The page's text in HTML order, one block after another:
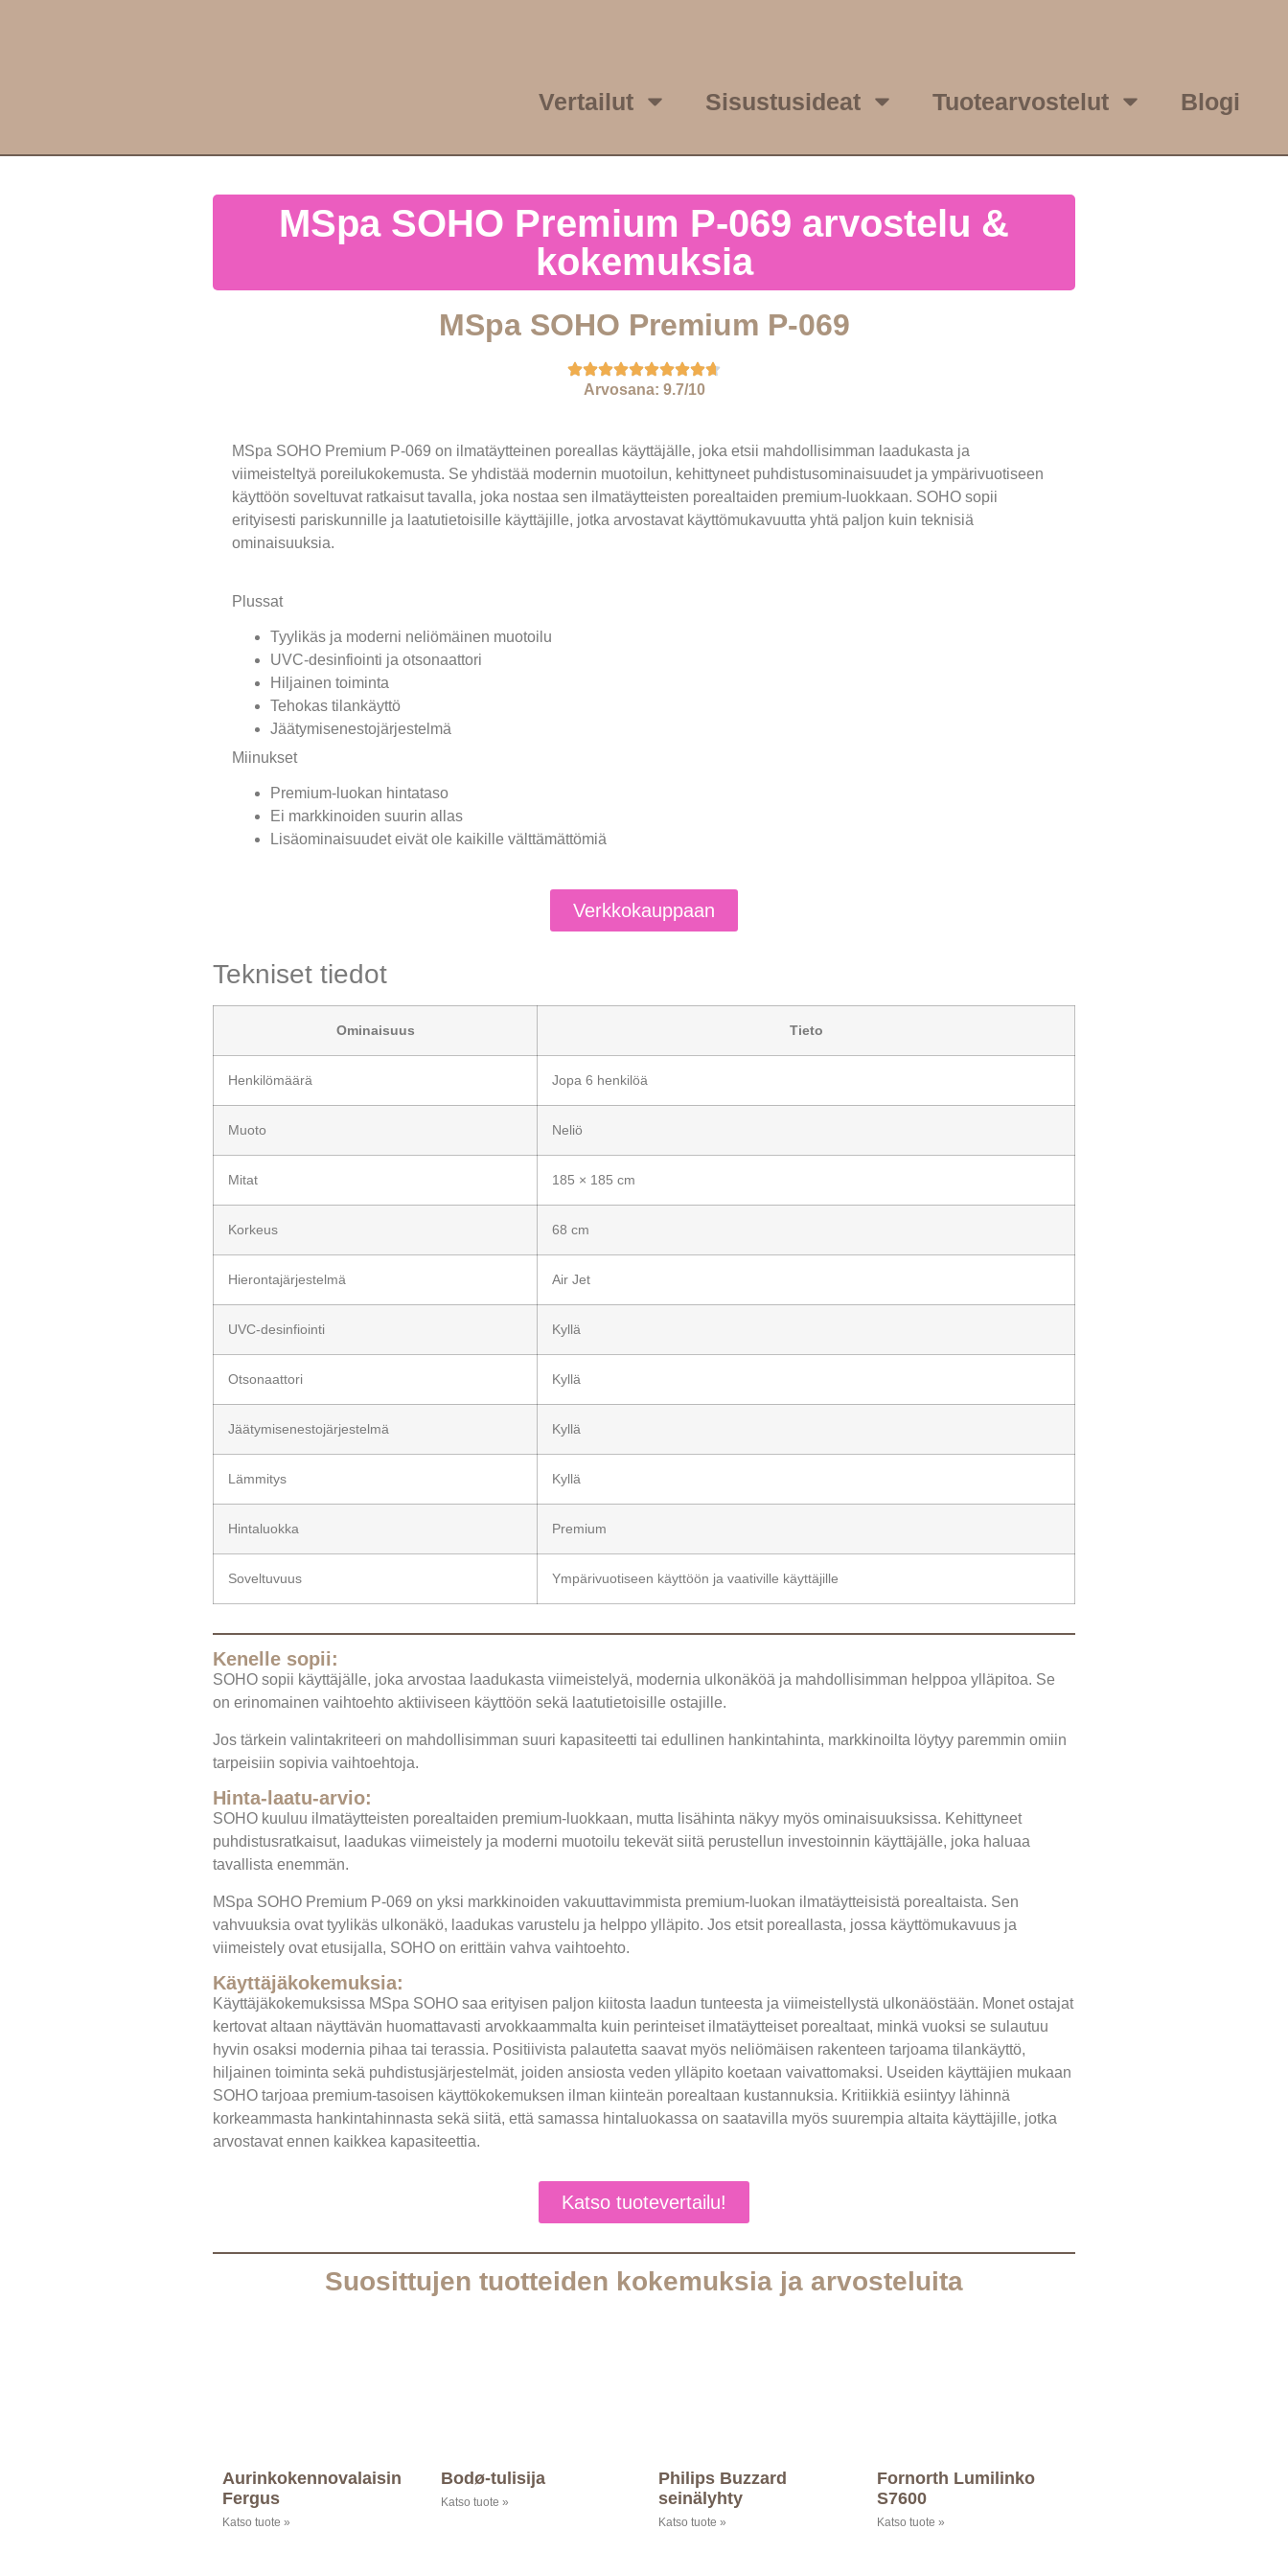
Vertailut Sisustusideat Tuotearvostelut Blogi
MSpa SOHO Premium P-069 arvostelu &
kokemuksia
MSpa SOHO Premium P-069
Arvosana: 9.7/10
MSpa SOHO Premium P-069 on ilmatäytteinen poreallas käyttäjälle, joka etsii mahdollisimman laadukasta ja
viimeisteltyä poreilukokemusta. Se yhdistää modernin muotoilun, kehittyneet puhdistusominaisuudet ja ympärivuotiseen
käyttöön soveltuvat ratkaisut tavalla, joka nostaa sen ilmatäytteisten porealtaiden premium-luokkaan. SOHO sopii
erityisesti pariskunnille ja laatutietoisille käyttäjille, jotka arvostavat käyttömukavuutta yhtä paljon kuin teknisiä
ominaisuuksia.
Plussat
Tyylikäs ja moderni neliömäinen muotoilu
UVC-desinfiointi ja otsonaattori
Hiljainen toiminta
Tehokas tilankäyttö
Jäätymisenestojärjestelmä
Miinukset
Premium-luokan hintataso
Ei markkinoiden suurin allas
Lisäominaisuudet eivät ole kaikille välttämättömiä
Verkkokauppaan
Tekniset tiedot
Ominaisuus Tieto
Henkilömäärä Jopa 6 henkilöä
Muoto Neliö
Mitat 185 × 185 cm
Korkeus 68 cm
Hierontajärjestelmä Air Jet
UVC-desinfiointi Kyllä
Otsonaattori Kyllä
Jäätymisenestojärjestelmä Kyllä
Lämmitys Kyllä
Hintaluokka Premium
Soveltuvuus Ympärivuotiseen käyttöön ja vaativille käyttäjille
Kenelle sopii:
SOHO sopii käyttäjälle, joka arvostaa laadukasta viimeistelyä, modernia ulkonäköä ja mahdollisimman helppoa ylläpitoa. Se
on erinomainen vaihtoehto aktiiviseen käyttöön sekä laatutietoisille ostajille.
Jos tärkein valintakriteeri on mahdollisimman suuri kapasiteetti tai edullinen hankintahinta, markkinoilta löytyy paremmin omiin
tarpeisiin sopivia vaihtoehtoja.
Hinta-laatu-arvio:
SOHO kuuluu ilmatäytteisten porealtaiden premium-luokkaan, mutta lisähinta näkyy myös ominaisuuksissa. Kehittyneet
puhdistusratkaisut, laadukas viimeistely ja moderni muotoilu tekevät siitä perustellun investoinnin käyttäjälle, joka haluaa
tavallista enemmän.
MSpa SOHO Premium P-069 on yksi markkinoiden vakuuttavimmista premium-luokan ilmatäytteisistä porealtaista. Sen
vahvuuksia ovat tyylikäs ulkonäkö, laadukas varustelu ja helppo ylläpito. Jos etsit poreallasta, jossa käyttömukavuus ja
viimeistely ovat etusijalla, SOHO on erittäin vahva vaihtoehto.
Käyttäjäkokemuksia:
Käyttäjäkokemuksissa MSpa SOHO saa erityisen paljon kiitosta laadun tunteesta ja viimeistellystä ulkonäöstään. Monet ostajat
kertovat altaan näyttävän huomattavasti arvokkaammalta kuin perinteiset ilmatäytteiset porealtaat, minkä vuoksi se sulautuu
hyvin osaksi modernia pihaa tai terassia. Positiivista palautetta saavat myös neliömäisen rakenteen tarjoama tilankäyttö,
hiljainen toiminta sekä puhdistusjärjestelmät, joiden ansiosta veden ylläpito koetaan vaivattomaksi. Useiden käyttäjien mukaan
SOHO tarjoaa premium-tasoisen käyttökokemuksen ilman kiinteän porealtaan kustannuksia. Kritiikkiä esiintyy lähinnä
korkeammasta hankintahinnasta sekä siitä, että samassa hintaluokassa on saatavilla myös suurempia altaita käyttäjille, jotka
arvostavat ennen kaikkea kapasiteettia.
Katso tuotevertailu!
Suosittujen tuotteiden kokemuksia ja arvosteluita
Aurinkokennovalaisin
Fergus
Katso tuote »
Bodø-tulisija
Katso tuote »
Philips Buzzard
seinälyhty
Katso tuote »
Fornorth Lumilinko
S7600
Katso tuote »